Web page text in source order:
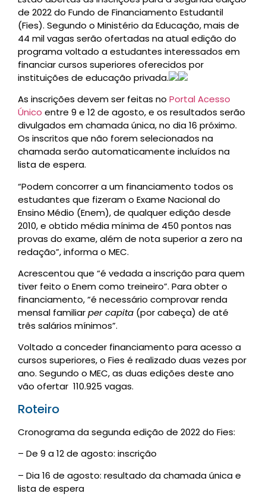
de 2022 do Fundo de Financiamento Estudantil
(Fies). Segundo o Ministério da Educação, mais de
44 mil vagas serão ofertadas na atual edição do
programa voltado a estudantes interessados em
financiar cursos superiores oferecidos por
instituições de educação privada.
As inscrições devem ser feitas no Portal Acesso
Único entre 9 e 12 de agosto, e os resultados serão
divulgados em chamada única, no dia 16 próximo.
Os inscritos que não forem selecionados na
chamada serão automaticamente incluídos na
lista de espera.
“Podem concorrer a um financiamento todos os
estudantes que fizeram o Exame Nacional do
Ensino Médio (Enem), de qualquer edição desde
2010, e obtido média mínima de 450 pontos nas
provas do exame, além de nota superior a zero na
redação”, informa o MEC.
Acrescentou que “é vedada a inscrição para quem
tiver feito o Enem como treineiro”. Para obter o
financiamento, “é necessário comprovar renda
mensal familiarper capita (por cabeça) de até
três salários mínimos”.
Voltado a conceder financiamento para acesso a
cursos superiores, o Fies é realizado duas vezes por
ano. Segundo o MEC, as duas edições deste ano
vão ofertar 110.925 vagas.
Roteiro
Cronograma da segunda edição de 2022 do Fies:
– De 9 a 12 de agosto: inscrição
– Dia 16 de agosto: resultado da chamada única e
lista de espera